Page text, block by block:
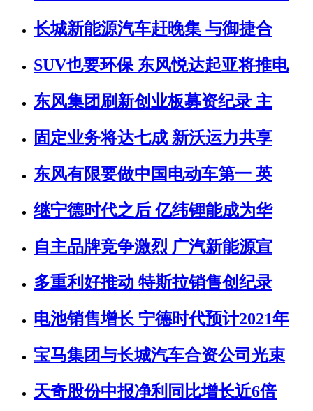
长城新能源汽车赶晚集 与御捷合
SUV也要环保 东风悦达起亚将推电
东风集团刷新创业板募资纪录 主
固定业务将达七成 新沃运力共享
东风有限要做中国电动车第一 英
继宁德时代之后 亿纬锂能成为华
自主品牌竞争激烈 广汽新能源宣
多重利好推动 特斯拉销售创纪录
电池销售增长 宁德时代预计2021年
宝马集团与长城汽车合资公司光束
天奇股份中报净利同比增长近6倍